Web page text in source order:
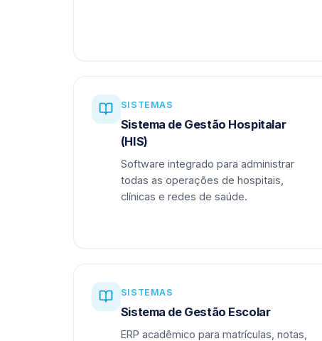
SISTEMAS
Sistema de Gestão Hospitalar
(HIS)
Software integrado para administrar
todas as operações de hospitais,
clínicas e redes de saúde.
SISTEMAS
Sistema de Gestão Escolar
ERP acadêmico para matrículas, notas,